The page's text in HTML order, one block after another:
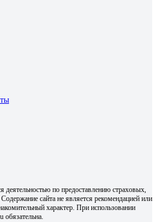
деятельностью по предоставлению страховых,
сайта не является рекомендацией или
характер. При использовании
обязательна.